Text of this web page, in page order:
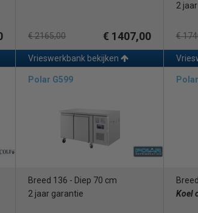
€ 2165,00 € 1407,00
Vrieswerkbank bekijken
2
€
Polar G599
Breed 136 - Diep 70 cm
2 jaar garantie
Koel